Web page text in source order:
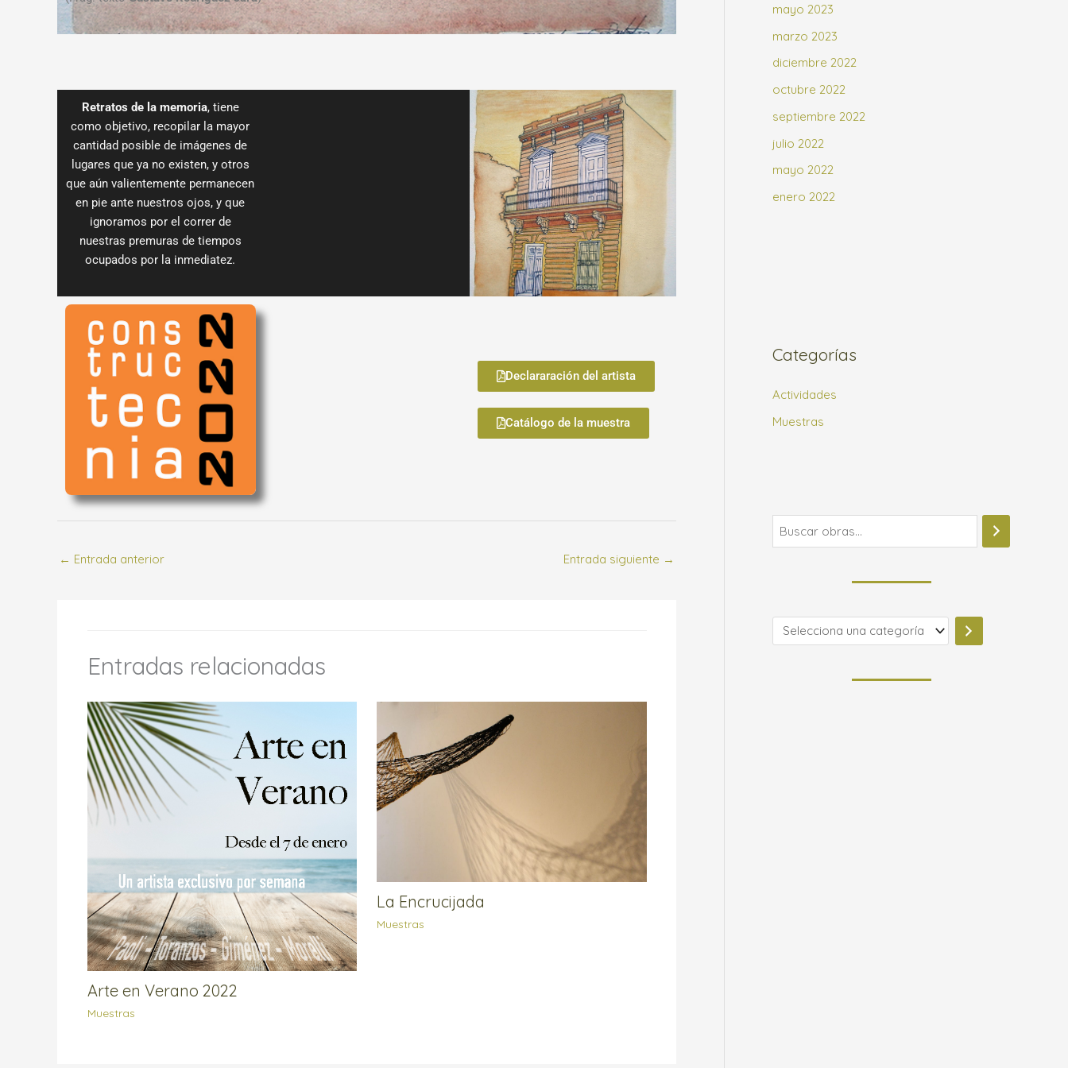
Retratos de la memoria, tiene
como objetivo, recopilar la mayor
cantidad posible de imágenes de
lugares que ya no existen, y otros
que aún valientemente permanecen
en pie ante nuestros ojos, y que
ignoramos por el correr de
nuestras premuras de tiempos
ocupados por la inmediatez.
Declararación del artista
Catálogo de la muestra
← Entrada anterior Entrada siguiente →
Entradas relacionadas
Arte en Verano 2022
Muestras
La Encrucijada
Muestras
mayo 2023
marzo 2023
diciembre 2022
octubre 2022
septiembre 2022
julio 2022
mayo 2022
enero 2022
Categorías
Actividades
Muestras